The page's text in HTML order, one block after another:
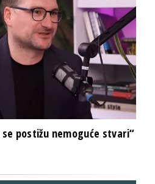
se postižu nemoguće stvari“